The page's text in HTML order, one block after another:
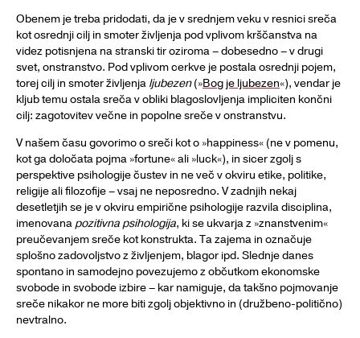
Obenem je treba pridodati, da je v srednjem veku v resnici sreča
kot osrednji cilj in smoter življenja pod vplivom krščanstva na
videz potisnjena na stranski tir oziroma – dobesedno – v drugi
svet, onstranstvo. Pod vplivom cerkve je postala osrednji pojem,
torej cilj in smoter življenja ljubezen(»Bog je ljubezen«), vendar je
kljub temu ostala sreča v obliki blagoslovljenja impliciten končni
cilj: zagotovitev večne in popolne sreče v onstranstvu.
V našem času govorimo o sreči kot o »happiness« (ne v pomenu,
kot ga določata pojma »fortune« ali »luck«), in sicer zgolj s
perspektive psihologije čustev in ne več v okviru etike, politike,
religije ali filozofije – vsaj ne neposredno. V zadnjih nekaj
desetletjih se je v okviru empirične psihologije razvila disciplina,
imenovana pozitivna psihologija, ki se ukvarja z »znanstvenim«
preučevanjem sreče kot konstrukta. Ta zajema in označuje
splošno zadovoljstvo z življenjem, blagor ipd. Slednje danes
spontano in samodejno povezujemo z občutkom ekonomske
svobode in svobode izbire – kar namiguje, da takšno pojmovanje
sreče nikakor ne more biti zgolj objektivno in (družbeno-politično)
nevtralno.